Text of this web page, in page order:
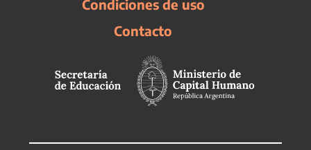
Condiciones de uso
Contacto